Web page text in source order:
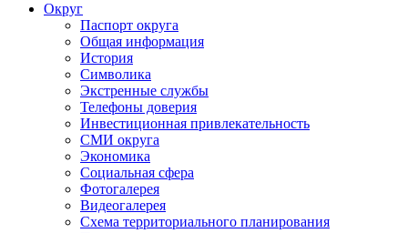
Округ
Паспорт округа
Общая информация
История
Символика
Экстренные службы
Телефоны доверия
Инвестиционная привлекательность
СМИ округа
Экономика
Социальная сфера
Фотогалерея
Видеогалерея
Схема территориального планирования